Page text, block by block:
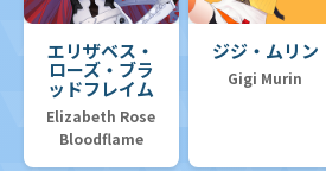
エリザベス・
ローズ・ブラ
ッドフレイム
Elizabeth Rose
Bloodflame
ジジ・ムリン
Gigi Murin